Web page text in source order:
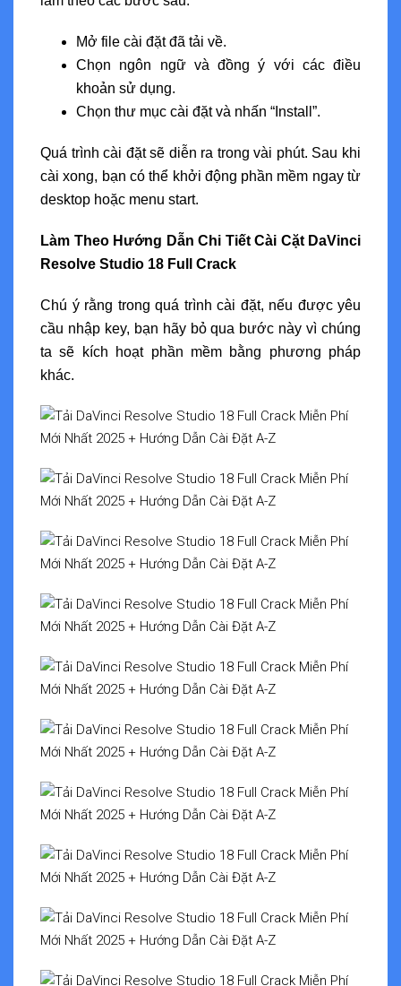
Mở file cài đặt đã tải về.
Chọn ngôn ngữ và đồng ý với các điều
khoản sử dụng.
Chọn thư mục cài đặt và nhấn “Install”.
Quá trình cài đặt sẽ diễn ra trong vài phút. Sau khi
cài xong, bạn có thể khởi động phần mềm ngay từ
desktop hoặc menu start.
Làm Theo Hướng Dẫn Chi Tiết Cài Cặt DaVinci
Resolve Studio 18 Full Crack
Chú ý rằng trong quá trình cài đặt, nếu được yêu
cầu nhập key, bạn hãy bỏ qua bước này vì chúng
ta sẽ kích hoạt phần mềm bằng phương pháp
khác.